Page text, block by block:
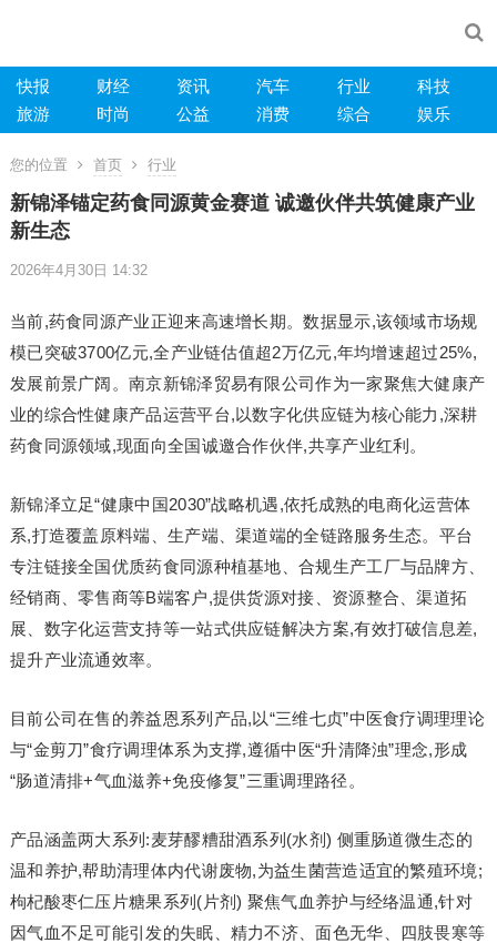
快报 财经 资讯 汽车 行业
科技
旅游
时尚 公益 消费 综合 娱乐
您的位置 首页 行业
新锦泽锚定药食同源黄金赛道 诚邀伙伴共筑健康产业
新生态
2026年4月30日 14:32
当前,药食同源产业正迎来高速增长期。数据显示,该领域市场规
模已突破3700亿元,全产业链估值超2万亿元,年均增速超过25%,
发展前景广阔。南京新锦泽贸易有限公司作为一家聚焦大健康产
业的综合性健康产品运营平台,以数字化供应链为核心能力,深耕
药食同源领域,现面向全国诚邀合作伙伴,共享产业红利。
新锦泽立足“健康中国2030”战略机遇,依托成熟的电商化运营体
系,打造覆盖原料端、生产端、渠道端的全链路服务生态。平台
专注链接全国优质药食同源种植基地、合规生产工厂与品牌方、
经销商、零售商等B端客户,提供货源对接、资源整合、渠道拓
展、数字化运营支持等一站式供应链解决方案,有效打破信息差,
提升产业流通效率。
目前公司在售的养益恩系列产品,以“三维七贞”中医食疗调理理论
与“金剪刀”食疗调理体系为支撑,遵循中医“升清降浊”理念,形成
“肠道清排+气血滋养+免疫修复”三重调理路径。
产品涵盖两大系列:麦芽醪糟甜酒系列(水剂) 侧重肠道微生态的
温和养护,帮助清理体内代谢废物,为益生菌营造适宜的繁殖环境;
枸杞酸枣仁压片糖果系列(片剂) 聚焦气血养护与经络温通,针对
因气血不足可能引发的失眠、精力不济、面色无华、四肢畏寒等